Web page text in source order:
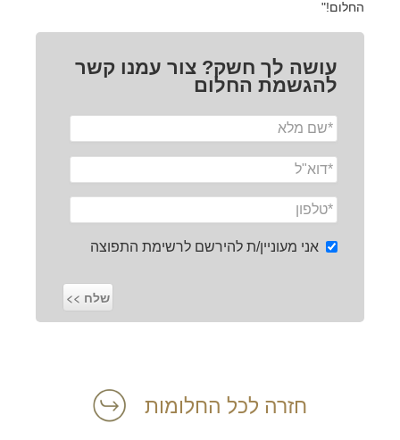
החלום!"
עושה לך חשק? צור עמנו קשר
להגשמת החלום
אני מעוניין/ת להירשם לרשימת התפוצה
חזרה לכל החלומות